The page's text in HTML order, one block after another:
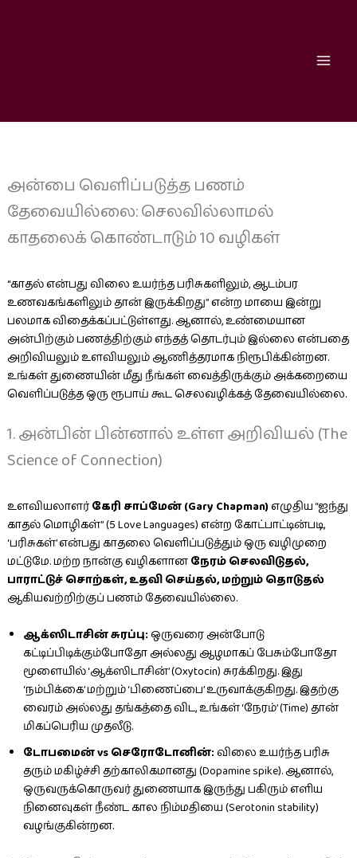
அன்பை வெளிப்படுத்த பணம்
தேவையில்லை: செலவில்லாமல்
காதலைக் கொண்டாடும் 10 வழிகள்
“காதல் என்பது விலை உயர்ந்த பரிசுகளிலும், ஆடம்பர
உணவகங்களிலும் தான் இருக்கிறது” என்ற மாயை இன்று
பலமாக விதைக்கப்பட்டுள்ளது. ஆனால், உண்மையான
அன்பிற்கும் பணத்திற்கும் எந்தத் தொடர்பும் இல்லை என்பதை
அறிவியலும் உளவியலும் ஆணித்தரமாக நிரூபிக்கின்றன.
உங்கள் துணையின் மீது நீங்கள் வைத்திருக்கும் அக்கறையை
வெளிப்படுத்த ஒரு ரூபாய் கூட செலவழிக்கத் தேவையில்லை.
1. அன்பின் பின்னால் உள்ள அறிவியல் (The
Science of Connection)
உளவியலாளர்கேரி சாப்மேன் (Gary Chapman)எழுதிய “ஐந்து
காதல் மொழிகள்” (5 Love Languages) என்ற கோட்பாட்டின்படி,
‘பரிசுகள்’ என்பது காதலை வெளிப்படுத்தும் ஒரு வழிமுறை
மட்டுமே. மற்ற நான்கு வழிகளானநேரம் செலவிடுதல்,
பாராட்டுச் சொற்கள், உதவி செய்தல், மற்றும் தொடுதல்
ஆகியவற்றிற்குப் பணம் தேவையில்லை.
ஆக்ஸிடாசின் சுரப்பு:ஒருவரை அன்போடு
கட்டிப்பிடிக்கும்போதோ அல்லது ஆழமாகப் பேசும்போதோ
மூளையில் ‘ஆக்ஸிடாசின்’ (Oxytocin) சுரக்கிறது. இது
‘நம்பிக்கை’ மற்றும் ‘பிணைப்பை’ உருவாக்குகிறது. இதற்கு
வைரம் அல்லது தங்கத்தை விட, உங்கள் ‘நேரம்’ (Time) தான்
மிகப்பெரிய முதலீடு.
டோபமைன் vs செரோடோனின்:விலை உயர்ந்த பரிசு
தரும் மகிழ்ச்சி தற்காலிகமானது (Dopamine spike). ஆனால்,
ஒருவருக்கொருவர் துணையாக இருந்து பகிரும் எளிய
நினைவுகள் நீண்ட கால நிம்மதியை (Serotonin stability)
வழங்குகின்றன.